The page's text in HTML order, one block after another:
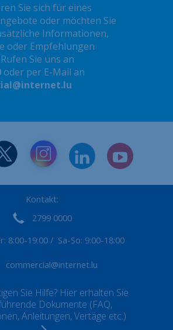
Sie sich für eines
oder möchten Sie
Informationen,
oder Empfehlungen
Sie uns an
oder per E-Mail an
Kontakt:
2799 0000
8:00-19:00 / Sa-So: 9:00-18:00
commercial@internet.lu
Sie Hilfe? Hier erhalten Sie
Dokumente (FAQ,
Anleitungen, Vertäge etc.)